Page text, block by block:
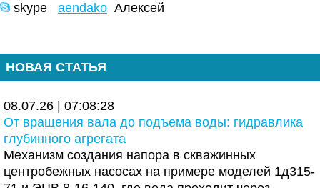
skype aendako Алексей
НОВАЯ СТАТЬЯ
08.07.26 | 07:08:28
От вращения вала до подъема воды: гидравлика
глубинного агрегата
Механизм создания напора в скважинных
центробежных насосах на примере моделей 1д315-